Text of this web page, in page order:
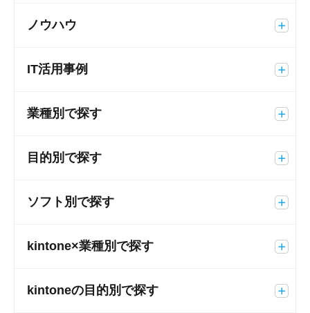
ノウハウ
IT活用事例
業種別で探す
目的別で探す
ソフト別で探す
kintone×業種別で探す
kintoneの目的別で探す